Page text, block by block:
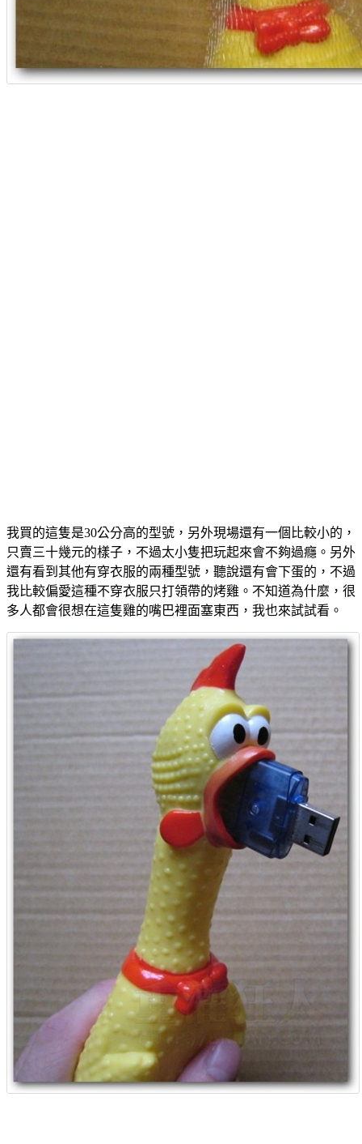
我買的這隻是30公分高的型號，另外現場還有一個比較小的，
只賣三十幾元的樣子，不過太小隻把玩起來會不夠過癮。另外
還有看到其他有穿衣服的兩種型號，聽說還有會下蛋的，不過
我比較偏愛這種不穿衣服只打領帶的烤雞。不知道為什麼，很
多人都會很想在這隻雞的嘴巴裡面塞東西，我也來試試看。